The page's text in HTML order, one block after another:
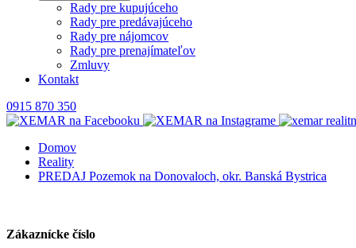
Rady pre kupujúceho
Rady pre predávajúceho
Rady pre nájomcov
Rady pre prenajímateľov
Zmluvy
Kontakt
0915 870 350
Domov
Reality
PREDAJ Pozemok na Donovaloch, okr. Banská Bystrica
Zákaznícke číslo